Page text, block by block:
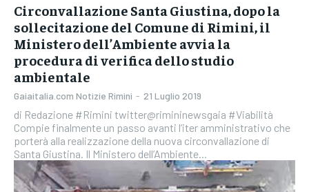
Circonvallazione Santa Giustina, dopo la
sollecitazione del Comune di Rimini, il
Ministero dell’Ambiente avvia la
procedura di verifica dello studio
ambientale
Gaiaitalia.com Notizie Rimini - 21 Luglio 2019
di Redazione #Rimini twitter@rimininewsgaia #Viabilità
Compie finalmente un passo avanti l’iter amministrativo che
porterà alla realizzazione della nuova circonvallazione di
Santa Giustina. Il Ministero dell’Ambiente...